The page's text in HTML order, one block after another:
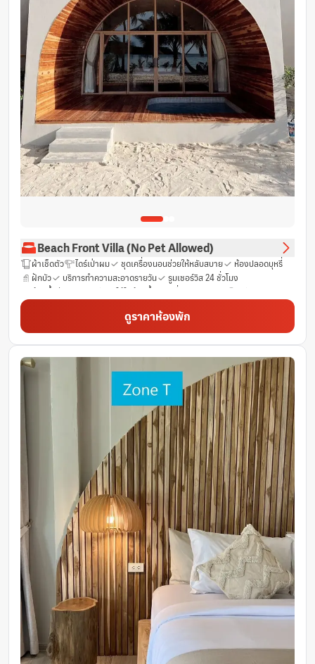
Beach Front Villa (No Pet Allowed)
ผ้าเช็ดตัว ไดร์เป่าผม ชุดเครื่องนอนช่วยให้หลับสบาย
ห้องปลอดบุหรี่
ฝักบัว
บริการทำความสะอาดรายวัน
รูมเซอร์วิส 24 ชั่วโมง
ห้องน้ำส่วนตัว
ฟรีของใช้ในห้องน้ำ
สระว่ายน้ำส่วนตัว โทรศัพท์ ผ้าลินิน
ตู้นิรภัย
กาน้ำร้อนไฟฟ้า ห้องพักชั้น G
ตู้เย็น
บริการด้านความปลอดภัย
พื้นที่นั่งเล่น ถังขยะ พื้นไม้เนื้อแข็ง/ปาร์เก้
ดูราคาห้องพัก